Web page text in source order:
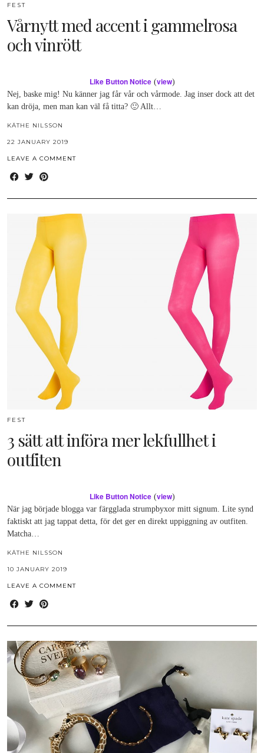
FEST
Vårnytt med accent i gammelrosa
och vinrött
Like Button Notice(view)
Nej, baske mig! Nu känner jag får vår och vårmode. Jag inser dock att det
kan dröja, men man kan väl få titta? 🙂 Allt…
KÄTHE NILSSON
22 JANUARY 2019
LEAVE A COMMENT
FEST
3 sätt att införa mer lekfullhet i
outfiten
Like Button Notice(view)
När jag började blogga var färgglada strumpbyxor mitt signum. Lite synd
faktiskt att jag tappat detta, för det ger en direkt uppiggning av outfiten.
Matcha…
KÄTHE NILSSON
10 JANUARY 2019
LEAVE A COMMENT